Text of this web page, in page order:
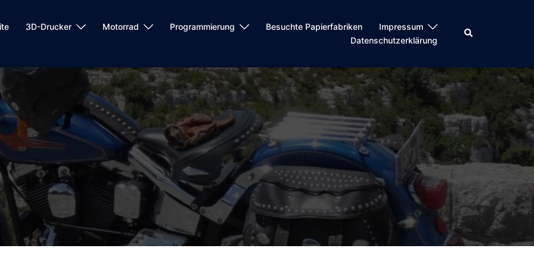
3D-Drucker Motorrad Programmierung Besuchte Papierfabriken
Impressum
Datenschutzerklärung
Suche